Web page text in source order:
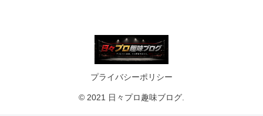
プライバシーポリシー
© 2021 日々プロ趣味ブログ.